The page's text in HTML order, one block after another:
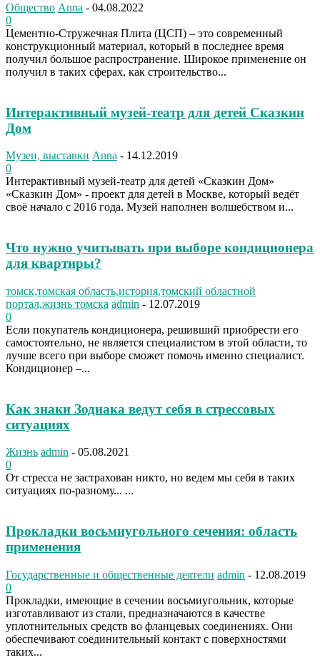
Общество Anna - 04.08.2022
0
Цементно-Стружечная Плита (ЦСП) – это современный
конструкционный материал, который в последнее время
получил большое распространение. Широкое применение он
получил в таких сферах, как строительство...
Интерактивный музей-театр для детей Сказкин
Дом
Музеи, выставки Anna - 14.12.2019
0
Интерактивный музей-театр для детей «Сказкин Дом»
«Сказкин Дом» - проект для детей в Москве, который ведёт
своё начало с 2016 года. Музей наполнен волшебством и...
Что нужно учитывать при выборе кондиционера
для квартиры?
томск,томская область,история,томский областной
портал,жизнь томска admin - 12.07.2019
0
Если покупатель кондиционера, решивший приобрести его
самостоятельно, не является специалистом в этой области, то
лучше всего при выборе сможет помочь именно специалист.
Кондиционер –...
Как знаки Зодиака ведут себя в стрессовых
ситуациях
Жизнь admin - 05.08.2021
0
От стресса не застрахован никто, но ведем мы себя в таких
ситуациях по-разному... ...
Прокладки восьмиугольного сечения: область
применения
Государственные и общественные деятели admin - 12.08.2019
0
Прокладки, имеющие в сечении восьмиугольник, которые
изготавливают из стали, предназначаются в качестве
уплотнительных средств во фланцевых соединениях. Они
обеспечивают соединительный контакт с поверхностями
таких...